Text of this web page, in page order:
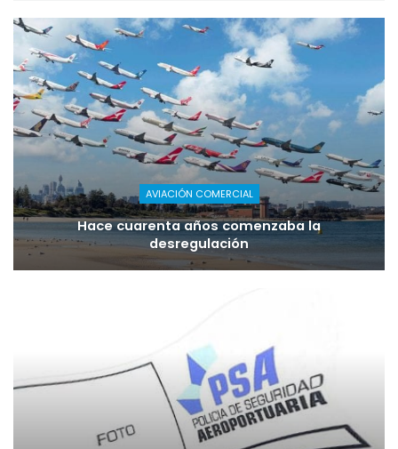
AVIACIÓN COMERCIAL
Hace cuarenta años comenzaba la
desregulación